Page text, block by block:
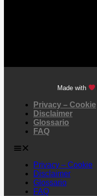
Made with
Privacy – Cookie
Disclaimer
Glossario
FAQ
Privacy – Cookie
Disclaimer
Glossario
FAQ